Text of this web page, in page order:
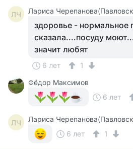
ЛЧ
здоровье - нормальное
сказала....посуду
значит любят
6 лет
1
Фёдор Максимов
6 лет
ЛЧ
6 лет
1